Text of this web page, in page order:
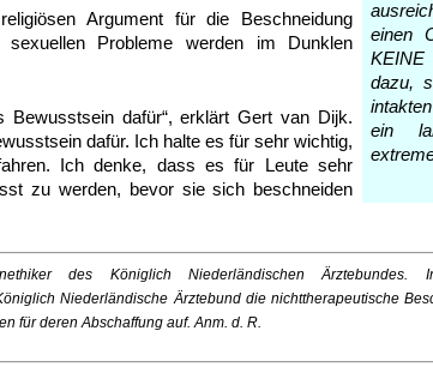
einen
KEINE
dazu,
ein
Argument für die Beschneidung
Probleme werden im Dunklen
Bewusstsein dafür“, erklärt Gert van Dijk.
dafür. Ich halte es für sehr wichtig,
Ich denke, dass es für Leute sehr
zu werden, bevor sie sich beschneiden
des Königlich Niederländischen
Niederländische Ärztebund die nichttherapeutische
für deren Abschaffung auf. Anm. d. R.